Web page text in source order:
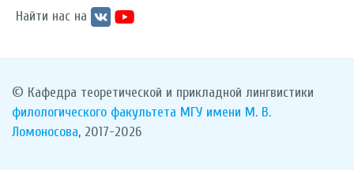
Найти нас на
© Кафедра теоретической и прикладной лингвистики
филологического факультета МГУ имени М. В.
Ломоносова, 2017-2026